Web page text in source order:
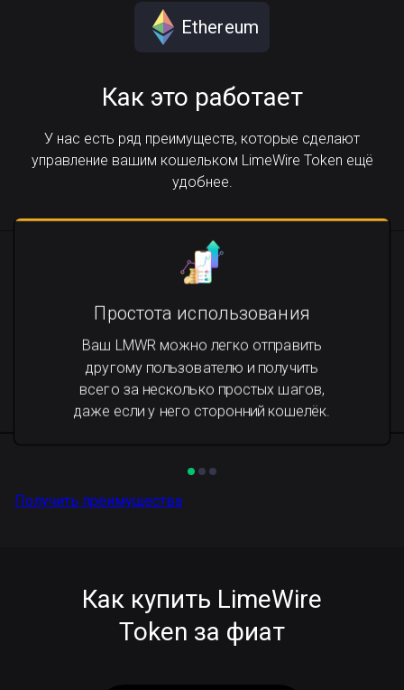
Ethereum
Как это работает
У нас есть ряд преимуществ, которые сделают
управление вашим кошельком LimeWire Token ещё
удобнее.
Простота использования
Ваш LMWR можно легко отправить
другому пользователю и получить
всего за несколько простых шагов,
даже если у него сторонний кошелёк.
Получить преимущества
Как купить LimeWire
Token за фиат